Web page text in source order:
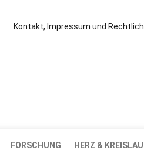
Kontakt, Impressum und
FORSCHUNG HERZ &